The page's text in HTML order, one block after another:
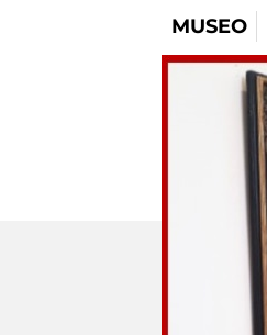
MUSEO